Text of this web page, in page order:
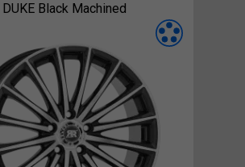
DUKE Black Machined